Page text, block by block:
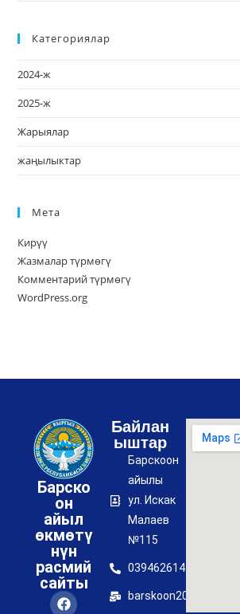
Категориялар
2024-ж
2025-ж
Жарыялар
жаңылыктар
Мета
Кирүү
Жазмалар түрмөгү
Комментарий түрмөгү
WordPress.org
Барско
он
айыл
өкмөтү
нүн
расмий
сайты
Байлан
ыштар
Барскоон
айылы
ул. Искак
Малаев
№115
0394626145
barskoon2017@mail.ru